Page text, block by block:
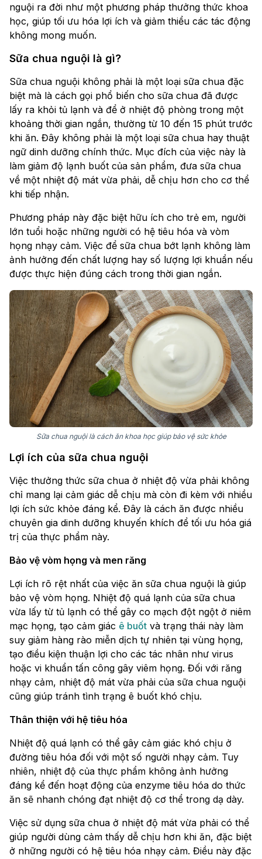
nguội ra đời như một phương pháp thưởng thức khoa
học, giúp tối ưu hóa lợi ích và giảm thiểu các tác động
không mong muốn.
Sữa chua nguội là gì?
Sữa chua nguội không phải là một loại sữa chua đặc
biệt mà là cách gọi phổ biến cho sữa chua đã được
lấy ra khỏi tủ lạnh và để ở nhiệt độ phòng trong một
khoảng thời gian ngắn, thường từ 10 đến 15 phút trước
khi ăn. Đây không phải là một loại sữa chua hay thuật
ngữ dinh dưỡng chính thức. Mục đích của việc này là
làm giảm độ lạnh buốt của sản phẩm, đưa sữa chua
về một nhiệt độ mát vừa phải, dễ chịu hơn cho cơ thể
khi tiếp nhận.
Phương pháp này đặc biệt hữu ích cho trẻ em, người
lớn tuổi hoặc những người có hệ tiêu hóa và vòm
họng nhạy cảm. Việc để sữa chua bớt lạnh không làm
ảnh hưởng đến chất lượng hay số lượng lợi khuẩn nếu
được thực hiện đúng cách trong thời gian ngắn.
Sữa chua nguội là cách ăn khoa học giúp bảo vệ sức khỏe
Lợi ích của sữa chua nguội
Việc thưởng thức sữa chua ở nhiệt độ vừa phải không
chỉ mang lại cảm giác dễ chịu mà còn đi kèm với nhiều
lợi ích sức khỏe đáng kể. Đây là cách ăn được nhiều
chuyên gia dinh dưỡng khuyến khích để tối ưu hóa giá
trị của thực phẩm này.
Bảo vệ vòm họng và men răng
Lợi ích rõ rệt nhất của việc ăn sữa chua nguội là giúp
bảo vệ vòm họng. Nhiệt độ quá lạnh của sữa chua
vừa lấy từ tủ lạnh có thể gây co mạch đột ngột ở niêm
mạc họng, tạo cảm giác ê buốt và trạng thái này làm
suy giảm hàng rào miễn dịch tự nhiên tại vùng họng,
tạo điều kiện thuận lợi cho các tác nhân như virus
hoặc vi khuẩn tấn công gây viêm họng. Đối với răng
nhạy cảm, nhiệt độ mát vừa phải của sữa chua nguội
cũng giúp tránh tình trạng ê buốt khó chịu.
Thân thiện với hệ tiêu hóa
Nhiệt độ quá lạnh có thể gây cảm giác khó chịu ở
đường tiêu hóa đối với một số người nhạy cảm. Tuy
nhiên, nhiệt độ của thực phẩm không ảnh hưởng
đáng kể đến hoạt động của enzyme tiêu hóa do thức
ăn sẽ nhanh chóng đạt nhiệt độ cơ thể trong dạ dày.
Việc sử dụng sữa chua ở nhiệt độ mát vừa phải có thể
giúp người dùng cảm thấy dễ chịu hơn khi ăn, đặc biệt
ở những người có hệ tiêu hóa nhạy cảm. Điều này đặc